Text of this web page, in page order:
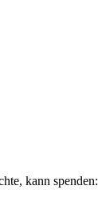
kann spenden: